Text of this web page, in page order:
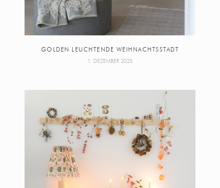
GOLDEN LEUCHTENDE WEIHNACHTSSTADT
1. DEZEMBER 2025